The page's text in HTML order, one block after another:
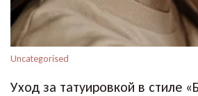
Uncategorised
Уход за татуировкой в стиле